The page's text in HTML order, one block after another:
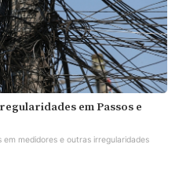
em Passos e
medidores e outras irregularidades